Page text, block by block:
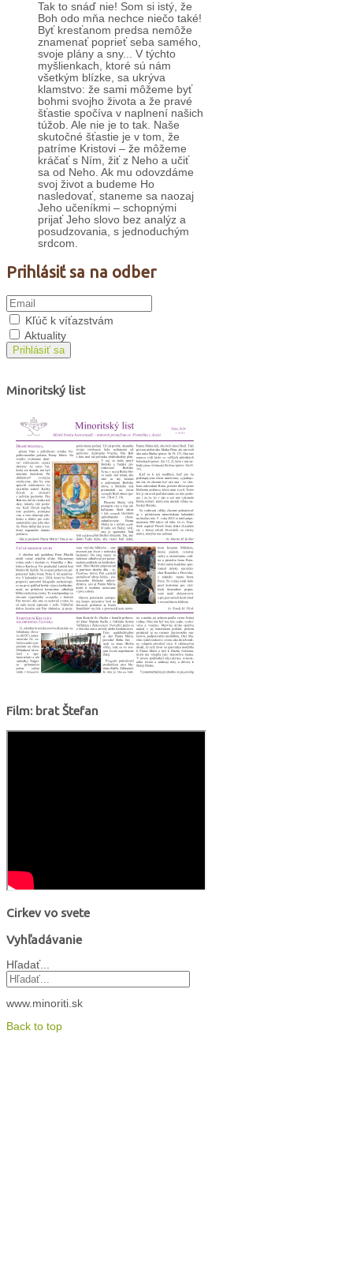
Tak to snáď nie! Som si istý, že
Boh odo mňa nechce niečo také!
Byť kresťanom predsa nemôže
znamenať poprieť seba samého,
svoje plány a sny... V týchto
myšlienkach, ktoré sú nám
všetkým blízke, sa ukrýva
klamstvo: že sami môžeme byť
bohmi svojho života a že pravé
šťastie spočíva v naplnení našich
túžob. Ale nie je to tak. Naše
skutočné šťastie je v tom, že
patríme Kristovi – že môžeme
kráčať s Ním, žiť z Neho a učiť
sa od Neho. Ak mu odovzdáme
svoj život a budeme Ho
nasledovať, staneme sa naozaj
Jeho učeníkmi – schopnými
prijať Jeho slovo bez analýz a
posudzovania, s jednoduchým
srdcom.
Prihlásiť sa na odber
Kľúč k víťazstvám
Aktuality
Prihlásiť sa
Minoritský list
Film: brat Štefan
Cirkev vo svete
Vyhľadávanie
Hľadať...
www.minoriti.sk
Back to top